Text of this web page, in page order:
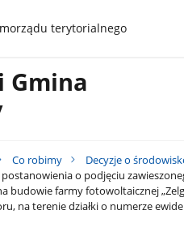
terytorialnego
Gmina
Co robimy
Decyzje o
o podjęciu
budowie farmy fotowoltaicznej
na terenie działki o numerze